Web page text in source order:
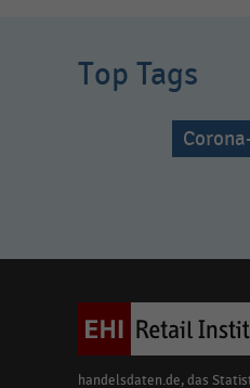
Top Tags
handelsdaten.de, das